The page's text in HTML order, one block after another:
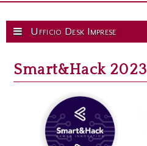
Smart&Hack 2023
Ufficio Desk Imprese